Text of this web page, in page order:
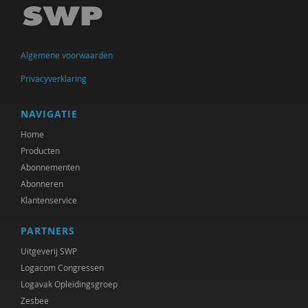
Frederique Demeijer
Allard den Dulk
Hanke Drop
Koen Duivenvoorde
Vincent Feith
Marjorieke Glaudemans
Kees Greven
Femke Kaulingfreks
Lonneke Knegtel
Rinske Koehorst
Algemene voorwaarden
Privacyverklaring
NAVIGATIE
Home
Producten
Abonnementen
Abonneren
Klantenservice
PARTNERS
Uitgeverij SWP
Logacom Congressen
Logavak Opleidingsgroep
Zesbee